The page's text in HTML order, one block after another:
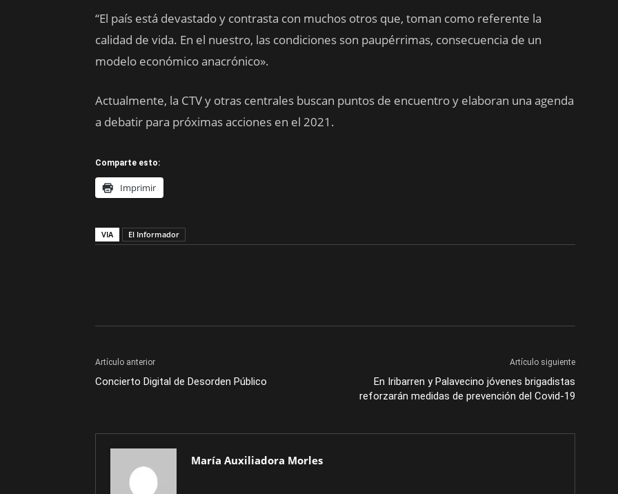
“El país está devastado y contrasta con muchos otros que, toman como referente la
calidad de vida. En el nuestro, las condiciones son paupérrimas, consecuencia de un
modelo económico anacrónico».
Actualmente, la CTV y otras centrales buscan puntos de encuentro y elaboran una agenda
a debatir para próximas acciones en el 2021.
Comparte esto:
Imprimir
VIA El Informador
Artículo anterior
Concierto Digital de Desorden Público
Artículo siguiente
En Iribarren y Palavecino jóvenes brigadistas
reforzarán medidas de prevención del Covid-19
María Auxiliadora Morles